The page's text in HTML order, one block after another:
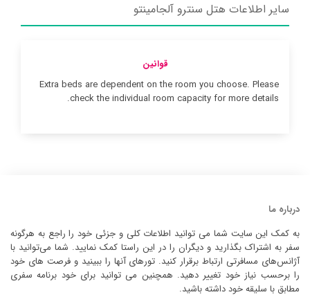
سایر اطلاعات هتل سنترو آلجامینتو
قوانین
Extra beds are dependent on the room you choose. Please
check the individual room capacity for more details.
درباره ما
به کمک این سایت شما می توانید اطلاعات کلی و جزئی خود را راجع به هرگونه
سفر به اشتراک بگذارید و دیگران را در این راستا کمک نمایید. شما می‌توانید با
آژانس‌های مسافرتی ارتباط برقرار کنید. تورهای آنها را ببینید و فرصت های خود
را برحسب نیاز خود تغییر دهید. همچنین می توانید برای خود برنامه سفری
مطابق با سلیقه خود داشته باشید.